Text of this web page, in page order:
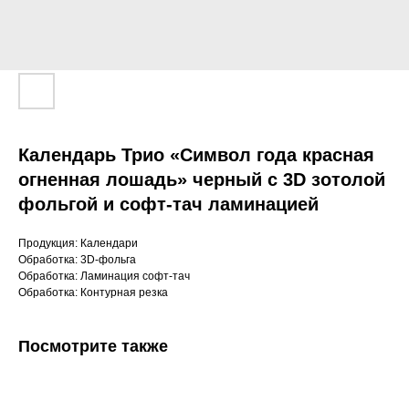
Календарь Трио «Символ года красная
огненная лошадь» черный с 3D зотолой
фольгой и софт-тач ламинацией
Продукция: Календари
Обработка: 3D-фольга
Обработка: Ламинация софт-тач
Обработка: Контурная резка
Посмотрите также